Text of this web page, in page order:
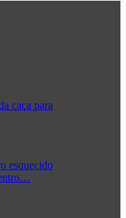
caça para
esquecido